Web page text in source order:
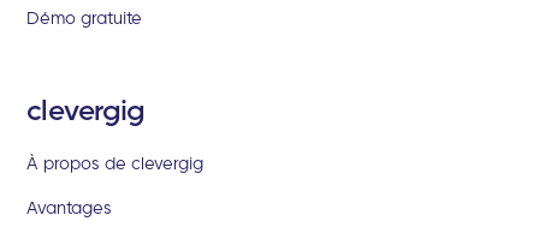
Démo gratuite
clevergig
À propos de clevergig
Avantages